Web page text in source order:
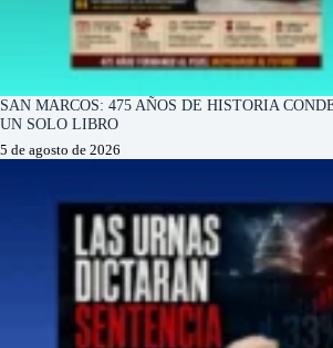
SAN MARCOS: 475 AÑOS DE HISTORIA
UN SOLO LIBRO
5 de agosto de 2026